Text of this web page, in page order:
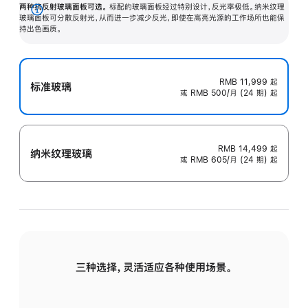
两种抗反射玻璃面板可选。 标配的玻璃面板经过特别设计，反光率极低。纳米纹理
玻璃面板可分散反射光，从而进一步减少反光，即使在高亮光源的工作场所也能保
持出色画质。
展
开
标准玻璃 RMB 11,999 起
或 RMB 500/月 (24 期) 起
纳米纹理玻璃 RMB 14,499 起
或 RMB 605/月 (24 期) 起
三种选择，灵活适应各种使用场景。